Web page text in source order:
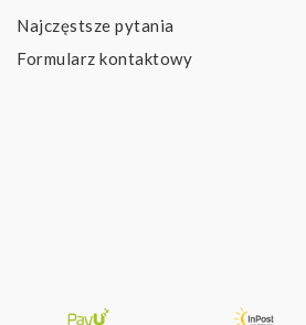
Najczęstsze pytania
Formularz kontaktowy